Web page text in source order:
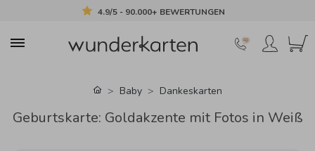
4.9/5 - 90.000+ BEWERTUNGEN
Baby Dankeskarten
Geburtskarte: Goldakzente mit Fotos in Weiß